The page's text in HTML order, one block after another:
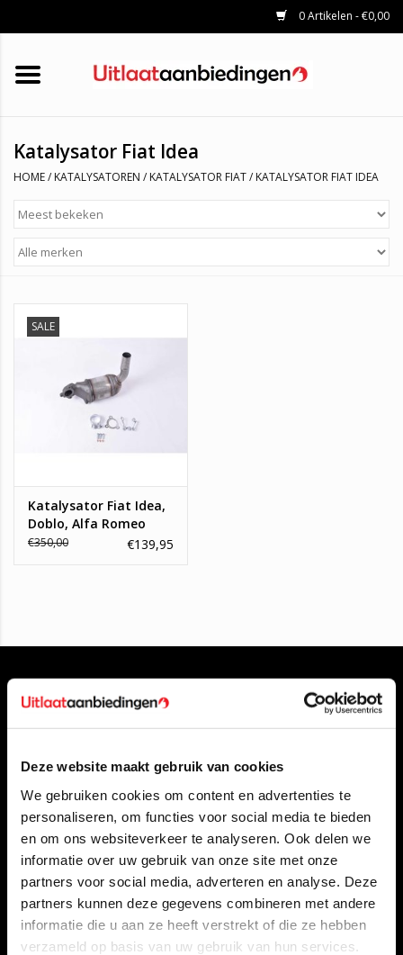
Deze website maakt gebruik van cookies
We gebruiken cookies om content en advertenties te
personaliseren, om functies voor social media te bieden
en om ons websiteverkeer te analyseren. Ook delen we
informatie over uw gebruik van onze site met onze
partners voor social media, adverteren en analyse. Deze
partners kunnen deze gegevens combineren met andere
informatie die u aan ze heeft verstrekt of die ze hebben
verzameld op basis van uw gebruik van hun services.
0 Artikelen - €0,00
HOME
KATALYSATOREN
UNIVERSELE UITLAATDELEN
Katalysator Fiat Idea
HOME/ KATALYSATOREN / KATALYSATOR FIAT/ KATALYSATOR FIAT IDEA
SALE
Katalysator Fiat Idea,
Doblo, Alfa Romeo
Mito, Opel Astra H,
€350,00 €139,95
Contact opnemen
Over ons
Betaalmethoden
Algemene voorwaarden
Herroepingsrecht
Privacy Policy
Verzenden & retourneren